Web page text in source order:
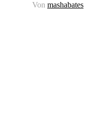
Von mashabates